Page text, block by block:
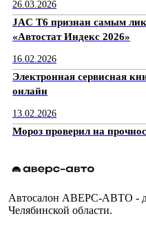
26.03.2026
JAC T6 признан самым
«Автостат Индекс 2026»
16.02.2026
Электронная сервисная
онлайн
13.02.2026
Мороз проверил на
Автосалон АВЕРС-АВТО -
Челябинской области.